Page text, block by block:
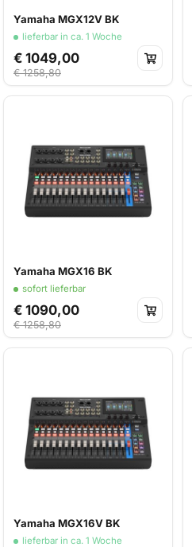
Yamaha MGX12V BK
lieferbar in ca. 1 Woche
€ 1049,00
€ 1258,80
Yamaha MGX16 BK
sofort lieferbar
€ 1090,00
€ 1258,80
Yamaha MGX16V BK
lieferbar in ca. 1 Woche